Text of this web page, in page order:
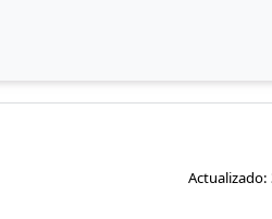
Actualizado: